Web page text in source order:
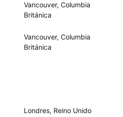
Vancouver, Columbia
Británica
Vancouver, Columbia
Británica
Londres, Reino Unido